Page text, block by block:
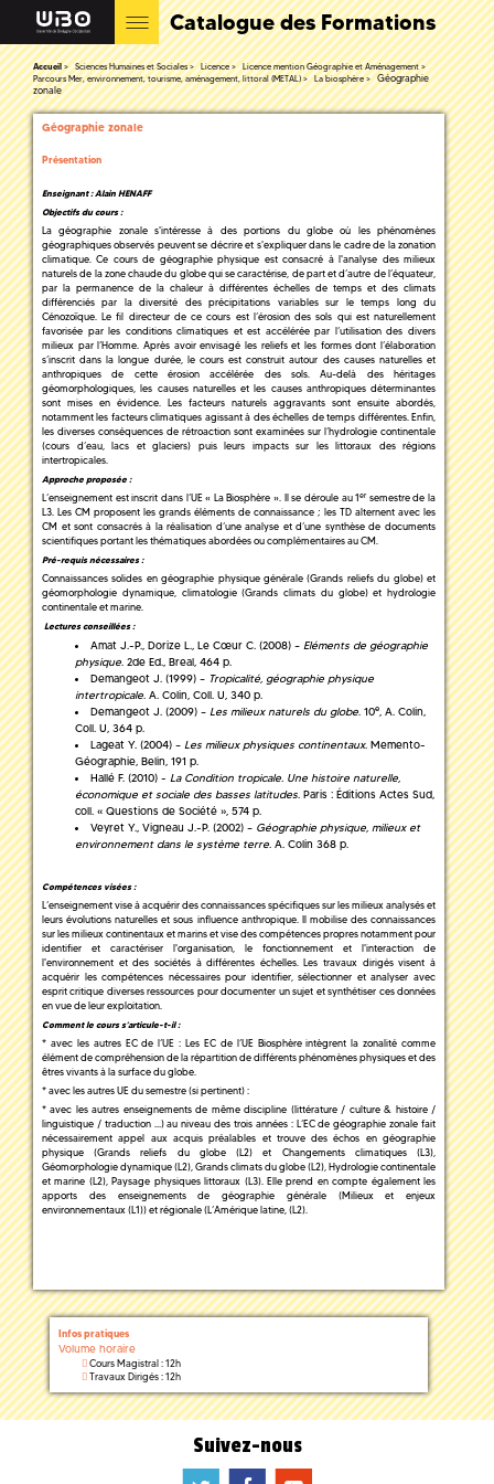
Catalogue des Formations
Accueil Sciences Humaines et Sociales Licence
Licence mention Géographie et Aménagement
Parcours Mer, environnement, tourisme, aménagement, littoral (METAL)
La biosphère
Géographie
zonale
Géographie zonale
Présentation
Enseignant : Alain HENAFF
Objectifs du cours :
La géographie zonale s'intéresse à des portions du globe où les phénomènes
géographiques observés peuvent se décrire et s'expliquer dans le cadre de la zonation
climatique. Ce cours de géographie physique est consacré à l'analyse des milieux
naturels de la zone chaude du globe qui se caractérise, de part et d’autre de l’équateur,
par la permanence de la chaleur à différentes échelles de temps et des climats
différenciés par la diversité des précipitations variables sur le temps long du
Cénozoïque. Le fil directeur de ce cours est l’érosion des sols qui est naturellement
favorisée par les conditions climatiques et est accélérée par l’utilisation des divers
milieux par l’Homme. Après avoir envisagé les reliefs et les formes dont l’élaboration
s’inscrit dans la longue durée, le cours est construit autour des causes naturelles et
anthropiques de cette érosion accélérée des sols. Au-delà des héritages
géomorphologiques, les causes naturelles et les causes anthropiques déterminantes
sont mises en évidence. Les facteurs naturels aggravants sont ensuite abordés,
notamment les facteurs climatiques agissant à des échelles de temps différentes. Enfin,
les diverses conséquences de rétroaction sont examinées sur l’hydrologie continentale
(cours d’eau, lacs et glaciers) puis leurs impacts sur les littoraux des régions
intertropicales.
Approche proposée :
L’enseignement est inscrit dans l’UE « La Biosphère ». Il se déroule au 1ersemestre de la
L3. Les CM proposent les grands éléments de connaissance ; les TD alternent avec les
CM et sont consacrés à la réalisation d’une analyse et d’une synthèse de documents
scientifiques portant les thématiques abordées ou complémentaires au CM.
Pré-requis nécessaires :
Connaissances solides en géographie physique générale (Grands reliefs du globe) et
géomorphologie dynamique, climatologie (Grands climats du globe) et hydrologie
continentale et marine.
Lectures conseillées :
Amat J.-P., Dorize L., Le Cœur C. (2008) – Eléments de géographie
physique. 2de Ed., Breal, 464 p.
Demangeot J. (1999) – Tropicalité, géographie physique
intertropicale. A. Colin, Coll. U, 340 p.
Demangeot J. (2009) – Les milieux naturels du globe. 10e, A. Colin,
Coll. U, 364 p.
Lageat Y. (2004) – Les milieux physiques continentaux. Memento-
Géographie, Belin, 191 p.
Hallé F. (2010) - La Condition tropicale. Une histoire naturelle,
économique et sociale des basses latitudes. Paris : Éditions Actes Sud,
coll. « Questions de Société », 574 p.
Veyret Y., Vigneau J.-P. (2002) – Géographie physique, milieux et
environnement dans le système terre. A. Colin 368 p.
Compétences visées :
L’enseignement vise à acquérir des connaissances spécifiques sur les milieux analysés et
leurs évolutions naturelles et sous influence anthropique. Il mobilise des connaissances
sur les milieux continentaux et marins et vise des compétences propres notamment pour
identifier et caractériser l'organisation, le fonctionnement et l'interaction de
l'environnement et des sociétés à différentes échelles. Les travaux dirigés visent à
acquérir les compétences nécessaires pour identifier, sélectionner et analyser avec
esprit critique diverses ressources pour documenter un sujet et synthétiser ces données
en vue de leur exploitation.
Comment le cours s’articule-t-il :
* avec les autres EC de l’UE : Les EC de l’UE Biosphère intègrent la zonalité comme
élément de compréhension de la répartition de différents phénomènes physiques et des
êtres vivants à la surface du globe.
* avec les autres UE du semestre (si pertinent) :
* avec les autres enseignements de même discipline (littérature / culture & histoire /
linguistique / traduction …) au niveau des trois années : L’EC de géographie zonale fait
nécessairement appel aux acquis préalables et trouve des échos en géographie
physique (Grands reliefs du globe (L2) et Changements climatiques (L3),
Géomorphologie dynamique (L2), Grands climats du globe (L2), Hydrologie continentale
et marine (L2), Paysage physiques littoraux (L3). Elle prend en compte également les
apports des enseignements de géographie générale (Milieux et enjeux
environnementaux (L1)) et régionale (L’Amérique latine, (L2).
Infos pratiques
Volume horaire
Cours Magistral : 12h
Travaux Dirigés : 12h
Suivez-nous